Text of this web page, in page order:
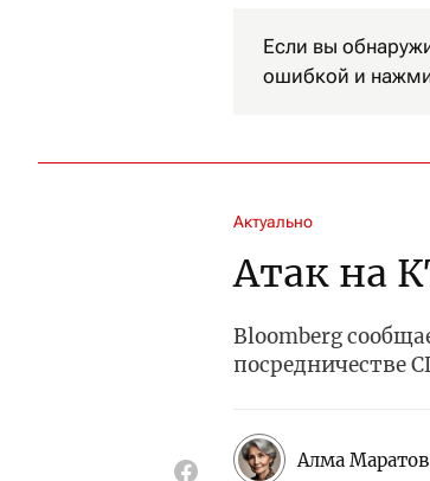
Если вы
ошибкой и
Актуально
Атак на
Bloomberg
посредничестве
Алма